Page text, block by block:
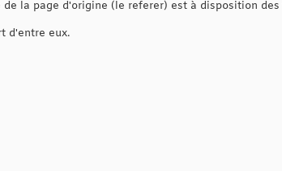
la page d'origine (le referer) est à disposition
d'entre eux.